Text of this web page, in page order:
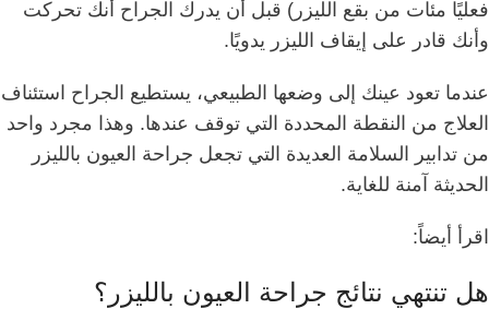
فعليًا مئات من بقع الليزر) قبل أن يدرك الجراح أنك تحركت
وأنك قادر على إيقاف الليزر يدويًا.
عندما تعود عينك إلى وضعها الطبيعي، يستطيع الجراح استئناف
العلاج من النقطة المحددة التي توقف عندها. وهذا مجرد واحد
من تدابير السلامة العديدة التي تجعل جراحة العيون بالليزر
الحديثة آمنة للغاية.
اقرأ أيضاً:
هل تنتهي نتائج جراحة العيون بالليزر؟